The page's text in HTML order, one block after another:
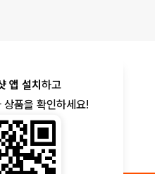
앱 설치 하고
품을 확인하세요!